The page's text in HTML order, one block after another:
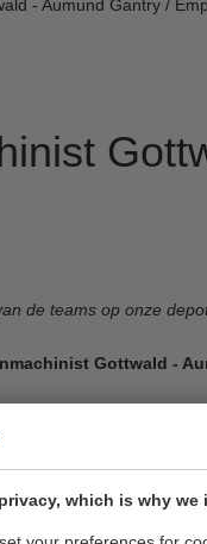
which is why
- Aumund Gantry /
de teams op onze
Gottwald -
lege containers
van alle
Terminals is